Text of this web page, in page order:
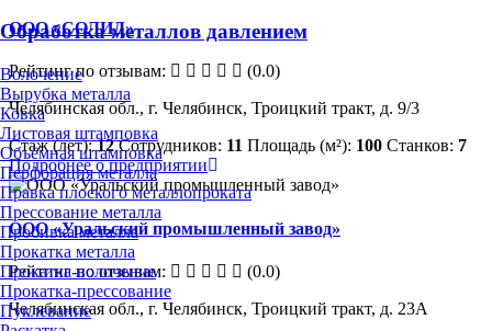
Обработка металлов давлением
Волочение
Вырубка металла
Ковка
Листовая штамповка
Объёмная штамповка
Перфорация металла
Правка плоского металлопроката
Прессование металла
Пробивка металла
Прокатка металла
Прокатка-волочение
Прокатка-прессование
Пуклевание
ООО «СОЛИД»
Рейтинг по отзывам:
(0.0)
Челябинская обл., г. Челябинск, Троицкий тракт, д. 9/3
Стаж (лет):12 Сотрудников: 11 Площадь (м²): 100 Станков: 7
Подробнее о предприятии
ООО «Уральский промышленный завод»
Рейтинг по отзывам:
(0.0)
Челябинская обл., г. Челябинск, Троицкий тракт, д. 23А